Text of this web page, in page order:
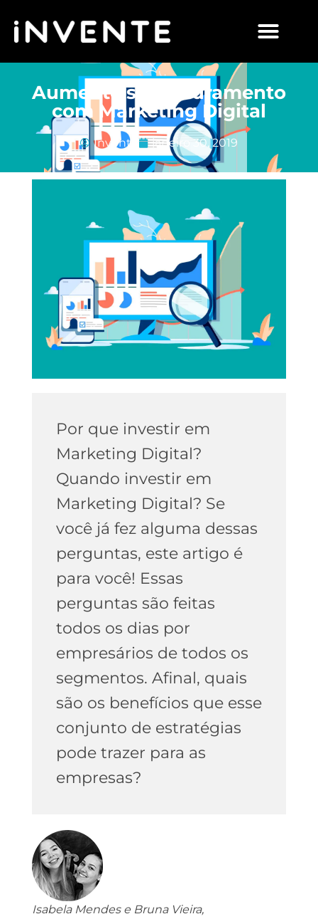
Aumente seu faturamento
com Marketing Digital
Invente janeiro 30, 2019
Por que investir em
Marketing Digital?
Quando investir em
Marketing Digital? Se
você já fez alguma dessas
perguntas, este artigo é
para você! Essas
perguntas são feitas
todos os dias por
empresários de todos os
segmentos. Afinal, quais
são os benefícios que esse
conjunto de estratégias
pode trazer para as
empresas?
Isabela Mendes e Bruna Vieira,